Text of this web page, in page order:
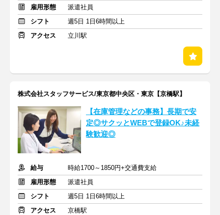
雇用形態
派遣社員
シフト
週5日 1日6時間以上
アクセス
立川駅
株式会社スタッフサービス/東京都中央区・東京【京橋駅】
【在庫管理などの事務】長期で安
定◎サクッとWEBで登録OK♪未経
験歓迎◎
給与
時給1700～1850円+交通費支給
雇用形態
派遣社員
シフト
週5日 1日6時間以上
アクセス
京橋駅